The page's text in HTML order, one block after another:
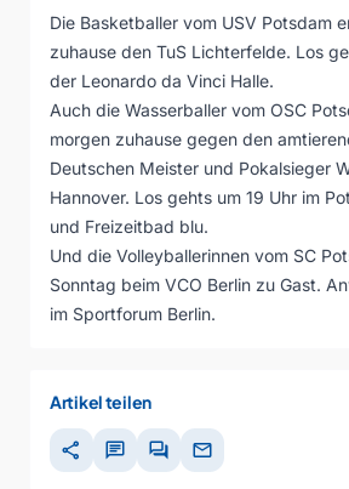
Die Basketballer vom USV Potsdam
zuhause den TuS Lichterfelde. Los
der Leonardo da Vinci Halle.
Auch die Wasserballer vom OSC
morgen zuhause gegen den
Deutschen Meister und Pokalsieger
Hannover. Los gehts um 19 Uhr im
und Freizeitbad blu.
Und die Volleyballerinnen vom SC
Sonntag beim VCO Berlin zu Gast.
im Sportforum Berlin.
Artikel teilen
share chat forum mail